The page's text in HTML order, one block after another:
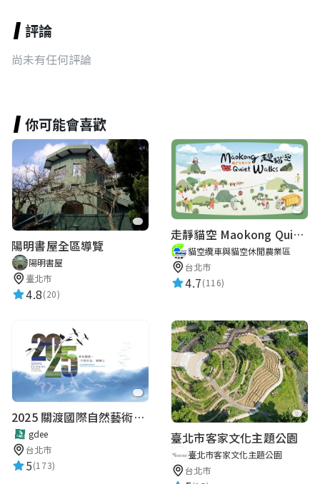
評論
尚未有任何評論
你可能會喜歡
陽明書屋全區導覽
陽明書屋
臺北市
4.8(20)
走靜貓空 Maokong Quiet Walks
貓空纜車與貓空休閒農業區
台北市
4.7(116)
2025 關渡國際自然藝術季 Guandu International Nature Art Festival
gdee
台北市
5(173)
臺北市客家文化主題公園
臺北市客家文化主題公園
台北市